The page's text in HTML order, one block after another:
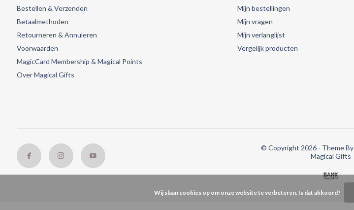
Bestellen & Verzenden
Betaalmethoden
Retourneren & Annuleren
Voorwaarden
MagicCard Membership & Magical Points
Over Magical Gifts
Mijn bestellingen
Mijn vragen
Mijn verlanglijst
Vergelijk producten
© Copyright 2026 - Theme By
Magical Gifts
Wij slaan cookies op om onze website te verbeteren. Is dat akkoord?